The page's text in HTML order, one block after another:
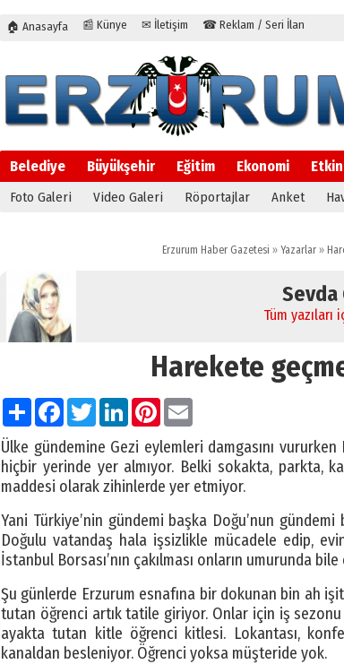
🏠 Anasayfa 📰 Künye ✉ İletişim ☎ Reklam / Seri İlan
Belediye Büyükşehir Eğitim Ekonomi
Foto Galeri Video Galeri Röportajlar Anket
Erzurum Haber Gazetesi » Yazarlar »
Sevda
Tüm yazıları
Harekete
PaylaşFacebook
TwitterLinkedInPinterest
Ülke gündemine Gezi eylemleri damgasını
hiçbir yerinde yer almıyor. Belki sokakta, parkta,
maddesi olarak zihinlerde yer etmiyor.
Yani Türkiye’nin gündemi başka Doğu’nun
Doğulu vatandaş hala işsizlikle mücadele edip,
İstanbul Borsası’nın çakılması onların umurunda
Şu günlerde Erzurum esnafına bir dokunan bin ah
tutan öğrenci artık tatile giriyor. Onlar için iş sezonu
ayakta tutan kitle öğrenci kitlesi. Lokantası,
kanaldan besleniyor. Öğrenci yoksa müşteride yok.